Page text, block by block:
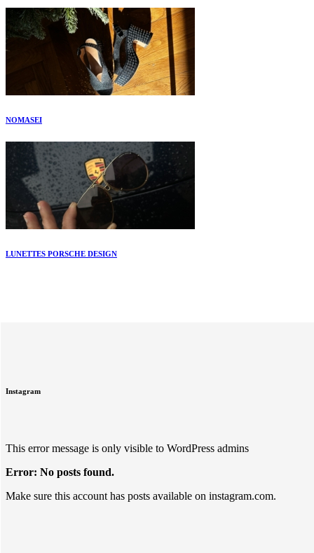
NOMASEI
LUNETTES PORSCHE DESIGN
Instagram
This error message is only visible to WordPress admins
Error: No posts found.
Make sure this account has posts available on instagram.com.